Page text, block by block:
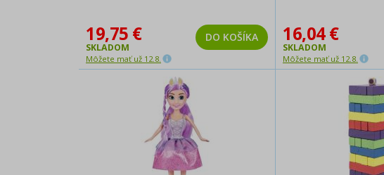
19,75 €
SKLADOM
Môžete mať už 12.8.
DO KOŠÍKA 16,04 €
SKLADOM
Môžete mať už 12.8.